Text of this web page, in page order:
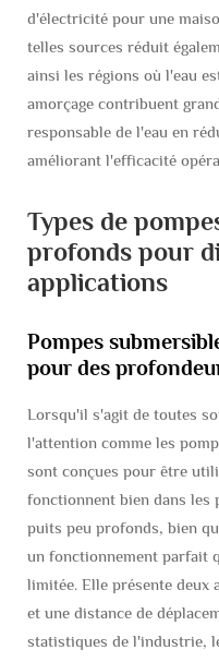
d'électricité pour une
telles sources réduit
ainsi les régions où l'eau
amorçage contribuent
responsable de l'eau en
améliorant l'efficacité
Types de
profonds pour
applications
Pompes
pour des
Lorsqu'il s'agit de toutes
l'attention comme les
sont conçues pour être
fonctionnent bien dans les
puits peu profonds, bien
un fonctionnement parfait
limitée. Elle présente deux
et une distance de
statistiques de l'industrie,